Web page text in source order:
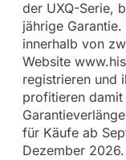
der UXQ-Serie,
jährige
innerhalb von
Website
registrieren und
profitieren
für Käufe ab
Dezember 2026.